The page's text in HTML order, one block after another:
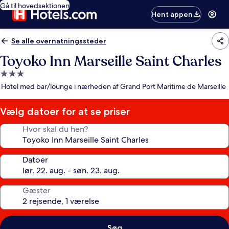
Gå til hovedsektionen
Hent appen
Se alle overnatningssteder
Toyoko Inn Marseille Saint Charles
3.0-
stjernet
Hotel med bar/lounge i nærheden af Grand Port Maritime de Marseille
Vælg datoer for at se priser
Hvor skal du hen?
Datoer
Gæster